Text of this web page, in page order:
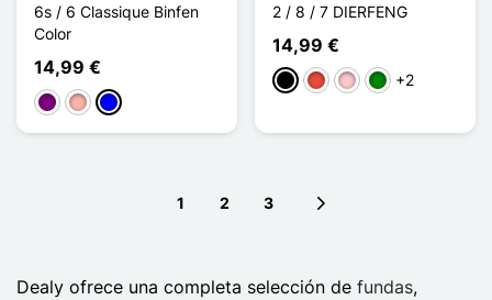
6s / 6 Classique Binfen
Color
14,99 €
PúrpuraOro rosa
Azul
2 / 8 / 7 DIERFENG
14,99 €
NegroRojoRosaVerde
+2
1 2 3
Dealy ofrece una completa selección de fundas,